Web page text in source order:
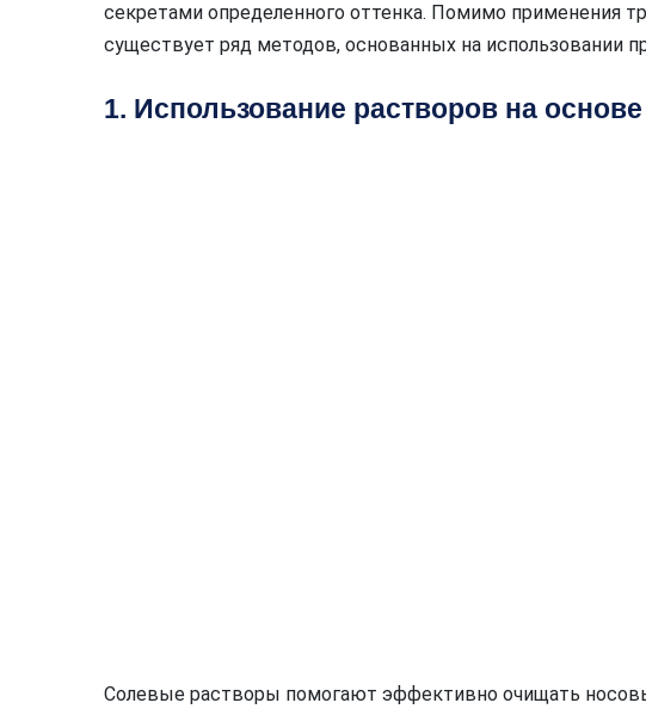
секретами определенного оттенка. Помимо применения
существует ряд методов, основанных на использовании
1. Использование растворов на
Солевые растворы помогают эффективно очищать